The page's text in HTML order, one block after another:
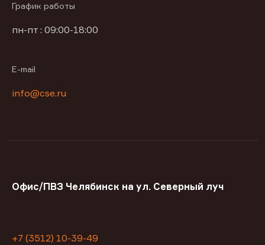
График работы
пн-пт : 09:00-18:00
E-mail
info@cse.ru
Офис/ПВЗ Челябинск на ул. Северный луч
+7 (3512) 10-39-49